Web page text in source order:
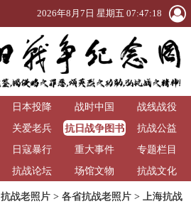
2026年8月7日 星期五 07:47:20
日本投降 战时中国
战线战役
关爱老兵
抗日战争图书
馆
抗战公益
日寇暴行 重大事件
专题栏目
抗战论坛 场馆文物 抗战文化
抗战老照片> 各省抗战老照片>
上海抗战